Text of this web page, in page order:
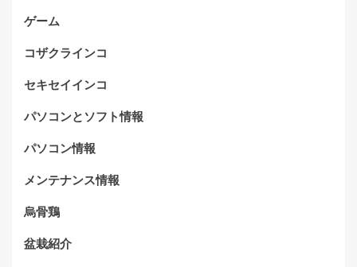
ゲーム
コザクラインコ
セキセイインコ
パソコンとソフト情報
パソコン情報
メンテナンス情報
烏骨鶏
盆栽紹介